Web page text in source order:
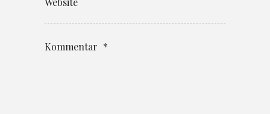
Kommentar *